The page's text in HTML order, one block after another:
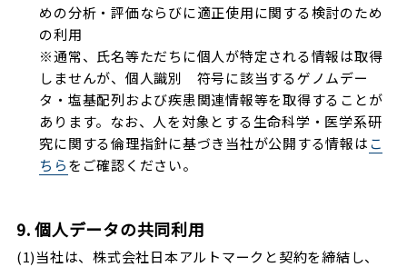
めの分析・評価ならびに適正使用に関する検討のため
の利用
※通常、氏名等ただちに個人が特定される情報は取得
しませんが、個人識別 符号に該当するゲノムデー
タ・塩基配列および疾患関連情報等を取得することが
あります。なお、人を対象とする生命科学・医学系研
究に関する倫理指針に基づき当社が公開する情報はこ
ちらをご確認ください。
9. 個人データの共同利用
(1)当社は、株式会社日本アルトマークと契約を締結し、